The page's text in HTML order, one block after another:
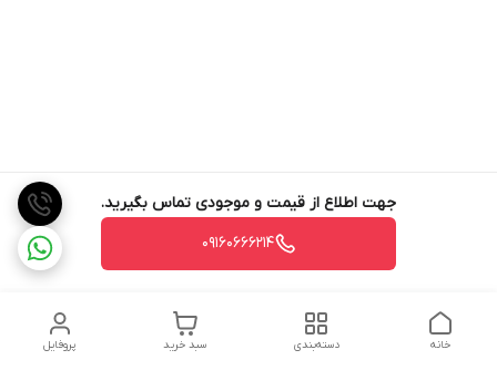
جهت اطلاع از قیمت و موجودی تماس بگیرید.
09160666214
پروفایل سبد خرید دسته‌بندی خانه